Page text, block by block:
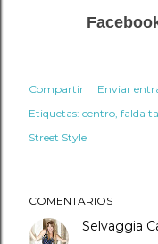
Compartir
Enviar
Etiquetas: centro falda
Street Style
COMENTARIOS
Selvaggia